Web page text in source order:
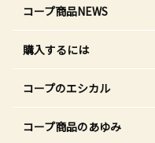
コープ商品NEWS
購入するには
コープのエシカル
コープ商品のあゆみ